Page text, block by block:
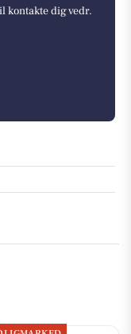
kontakte dig vedr.